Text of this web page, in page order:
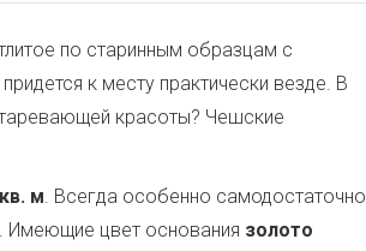
по старинным образцам с
придется к месту практически везде. В
красоты? Чешские
м. Всегда особенно самодостаточно
Имеющие цвет основания золото